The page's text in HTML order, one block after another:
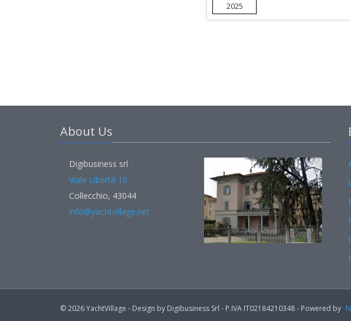
2025
About Us
Digibusiness srl
Viale Libertà 10
Collecchio, 43044
info@yachtvillage.net
© 2026 YachtVillage - Design by Digibusiness Srl - P.IVA IT02184210348 - Powered by